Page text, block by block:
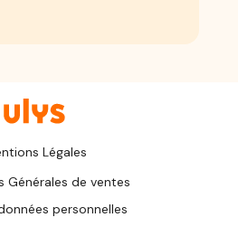
Légales
Générales de ventes
personnelles